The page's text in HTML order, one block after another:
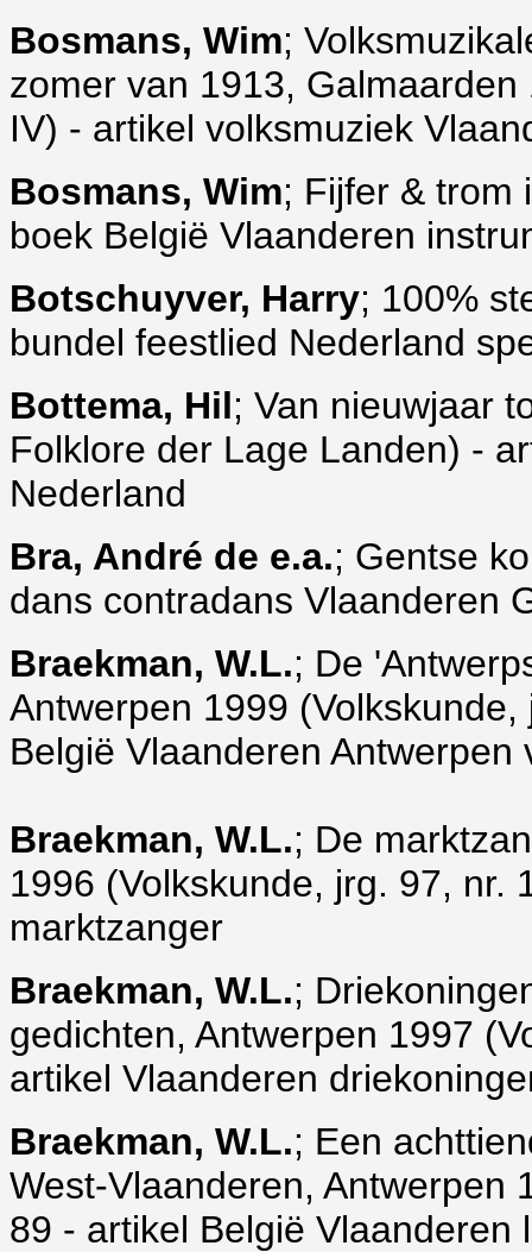
Bosmans, Wim;
zomer van 1913,
IV) - artikel volksmuziek
Bosmans, Wim; Fijfer & trom
boek België Vlaanderen
Botschuyver, Harry; 100%
bundel feestlied Nederland
Bottema, Hil; Van nieuwjaar
Folklore der Lage Landen) -
Nederland
Bra, André de e.a.; Gentse
dans contradans Vlaanderen
Braekman, W.L.; De
Antwerpen 1999
België Vlaanderen
Braekman, W.L.; De
1996 (Volkskunde, jrg. 97, nr.
marktzanger
Braekman, W.L.;
gedichten, Antwerpen 1997
artikel Vlaanderen
Braekman, W.L.; Een
West-Vlaanderen, Antwerpen
89 - artikel België Vlaanderen